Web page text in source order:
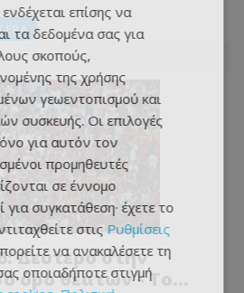
Δεύτερο στην
όρο θεατών - Το
ενδέχεται επίσης να
τα δεδομένα σας για
σκοπούς,
της χρήσης
γεωεντοπισμού και
συσκευής. Οι επιλογές
για αυτόν τον
προμηθευτές
σε έννομο
συγκατάθεση· έχετε το
στις Ρυθμίσεις
να ανακαλέσετε τη
οποιαδήποτε στιγμή